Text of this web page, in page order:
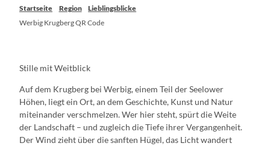
Startseite Region
Lieblingsblicke
Werbig Krugberg QR Code
Stille mit Weitblick
Auf dem Krugberg bei Werbig, einem Teil der Seelower
Höhen, liegt ein Ort, an dem Geschichte, Kunst und Natur
miteinander verschmelzen. Wer hier steht, spürt die Weite
der Landschaft – und zugleich die Tiefe ihrer Vergangenheit.
Der Wind zieht über die sanften Hügel, das Licht wandert